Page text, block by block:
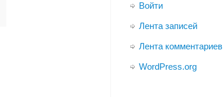
Войти
Лента записей
Лента комментариев
WordPress.org